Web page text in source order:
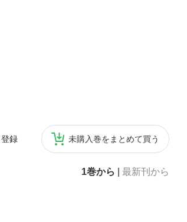
録 未購入巻をまとめて買う
1巻から 最新刊から